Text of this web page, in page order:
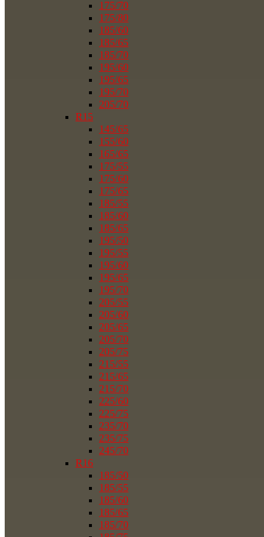
175/70
175/80
185/60
185/65
185/70
195/60
195/65
195/70
205/70
R15
145/65
155/60
165/65
175/55
175/60
175/65
185/55
185/60
185/65
195/50
195/55
195/60
195/65
195/70
205/55
205/60
205/65
205/70
205/75
215/55
215/65
215/70
225/60
225/75
235/70
235/75
245/70
R16
185/50
185/55
185/60
185/65
185/70